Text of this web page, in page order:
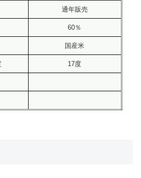
通年販売
60％
国産米
17度